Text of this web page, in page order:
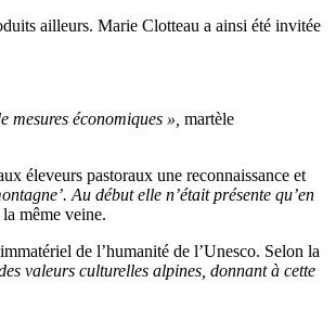
ailleurs. Marie Clotteau a ainsi été invitée
économiques », martèle
éleveurs pastoraux une reconnaissance et
Au début elle n’était présente qu’en
même veine.
de l’humanité de l’Unesco. Selon la
valeurs culturelles alpines, donnant à cette